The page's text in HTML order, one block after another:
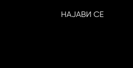
НАЈАВИ СЕ